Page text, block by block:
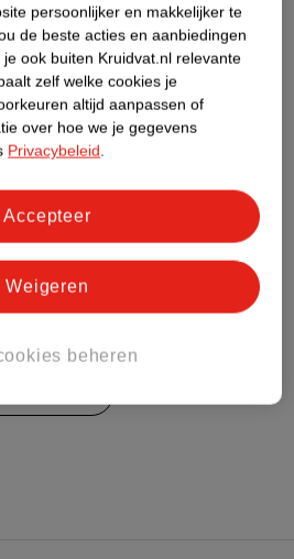
heeft (nog) geen Nature
Score.
persoonlijker en makkelijker te
de beste acties en aanbiedingen
ook buiten Kruidvat.nl relevante
zelf welke cookies je
altijd aanpassen of
over hoe we je gegevens
Privacybeleid.
beheren
Weigeren
Accepteer